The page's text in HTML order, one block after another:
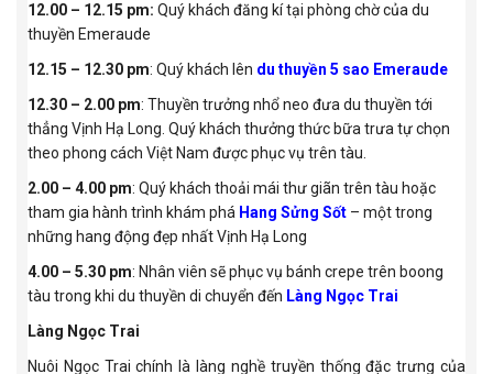
12.00 – 12.15 pm: Quý khách đăng kí tại phòng chờ của du
thuyền Emeraude
12.15 – 12.30 pm: Quý khách lên du thuyền 5 sao Emeraude
12.30 – 2.00 pm: Thuyền trưởng nhổ neo đưa du thuyền tới
thẳng Vịnh Hạ Long. Quý khách thưởng thức bữa trưa tự chọn
theo phong cách Việt Nam được phục vụ trên tàu.
2.00 – 4.00 pm: Quý khách thoải mái thư giãn trên tàu hoặc
tham gia hành trình khám phá Hang Sửng Sốt – một trong
những hang động đẹp nhất Vịnh Hạ Long
4.00 – 5.30 pm: Nhân viên sẽ phục vụ bánh crepe trên boong
tàu trong khi du thuyền di chuyển đến Làng Ngọc Trai
Làng Ngọc Trai
Nuôi Ngọc Trai chính là làng nghề truyền thống đặc trưng của